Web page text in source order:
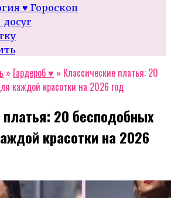
♥ Гороскоп
» Гардероб ♥ » Классические платья: 20
каждой красотки на 2026 год
20 бесподобных
красотки на 2026